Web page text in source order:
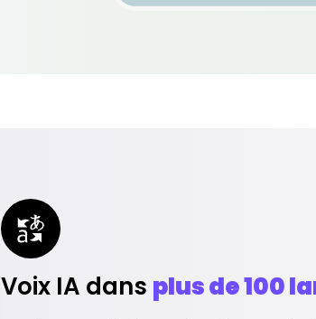
Voix IA dans plus de 100